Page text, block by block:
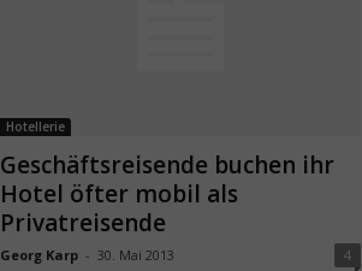
Hotellerie
Geschäftsreisende buchen ihr
Hotel öfter mobil als
Privatreisende
Georg Karp - 30. Mai 2013 4